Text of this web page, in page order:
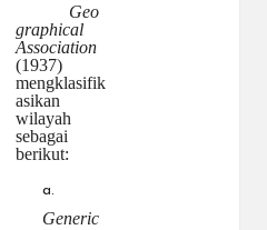
Geo
graphical
Association
(1937)
mengklasifik
asikan
wilayah
sebagai
berikut:
a.
Generic